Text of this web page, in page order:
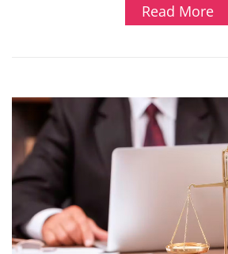
Read More